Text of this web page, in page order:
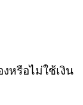
หรือไม่ใช้เงิน